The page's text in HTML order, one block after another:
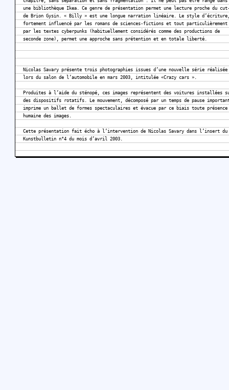
une bibliothèque Ikea. Ce genre de présentation permet une lecture proche du
de Brion Gysin. « Billy » est une longue narration linéaire. Le style
fortement influencé par les romans de sciences-fictions et tout particulièrement
par les textes cyberpunks (habituellement considérés comme des productions de
seconde zone), permet une approche sans prétention et en totale liberté.
Nicolas Savary présente trois photographies issues d’une nouvelle série réalisée
lors du salon de l’automobile en mars 2003, intitulée «Crazy cars ».
Produites à l’aide du sténopé, ces images représentent des voitures installées
des dispositifs rotatifs. Le mouvement, décomposé par un temps de pause
imprime un ballet de formes spectaculaires et évacue par ce biais toute présence
humaine des images.
Cette présentation fait écho à l’intervention de Nicolas Savary dans l’insert du
Kunstbulletin n°4 du mois d’avril 2003.